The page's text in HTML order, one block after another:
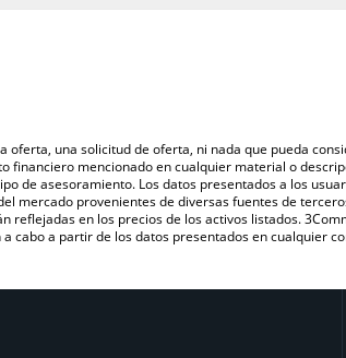
una solicitud de oferta, ni nada que pueda
mencionado en cualquier material o
de asesoramiento. Los datos presentados a los
mercado provenientes de diversas fuentes de
en los precios de los activos listados.
cabo a partir de los datos presentados en cualquier